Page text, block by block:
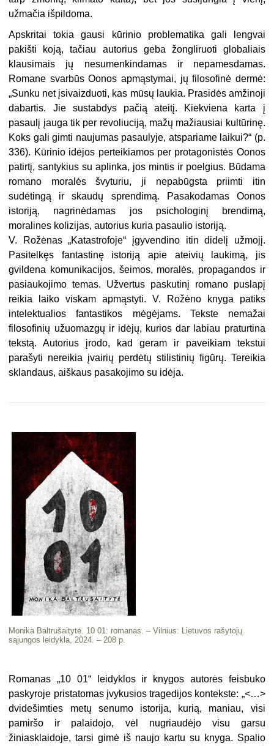
užmačia išpildoma.
Apskritai tokia gausi kūrinio problematika gali lengvai
pakišti koją, tačiau autorius geba žongliruoti globaliais
klausimais jų nesumenkindamas ir nepamesdamas.
Romane svarbūs Oonos apmąstymai, jų filosofinė dermė:
„Sunku net įsivaizduoti, kas mūsų laukia. Prasidės amžinoji
dabartis. Jie sustabdys pačią ateitį. Kiekviena karta į
pasaulį įauga tik per revoliuciją, mažų mažiausiai kultūrinę.
Koks gali gimti naujumas pasaulyje, atspariame laikui?“ (p.
336). Kūrinio idėjos perteikiamos per protagonistės Oonos
patirtį, santykius su aplinka, jos mintis ir poelgius. Būdama
romano moralės švyturiu, ji nepabūgsta priimti itin
sudėtingą ir skaudų sprendimą. Pasakodamas Oonos
istoriją, nagrinėdamas jos psichologinį brendimą,
moralines kolizijas, autorius kuria pasaulio istoriją.
V. Rožėnas „Katastrofoje“ įgyvendino itin didelį užmojį.
Pasitelkęs fantastinę istoriją apie ateivių laukimą, jis
gvildena komunikacijos, šeimos, moralės, propagandos ir
pasiaukojimo temas. Užvertus paskutinį romano puslapį
reikia laiko viskam apmąstyti. V. Rožėno knyga patiks
intelektualios fantastikos mėgėjams. Tekste nemažai
filosofinių užuomazgų ir idėjų, kurios dar labiau praturtina
tekstą. Autorius įrodo, kad geram ir paveikiam tekstui
parašyti nereikia įvairių perdėtų stilistinių figūrų. Tereikia
sklandaus, aiškaus pasakojimo su idėja.
Monika Baltrušaitytė. 10 01: romanas. – Vilnius: Lietuvos rašytojų
sąjungos leidykla, 2024. – 208 p.
Romanas „10 01“ leidyklos ir knygos autorės feisbuko
paskyroje pristatomas įvykusios tragedijos kontekste: „<…>
dvidešimties metų senumo istorija, kurią, maniau, visi
pamiršo ir palaidojo, vėl nugriaudėjo visu garsu
žiniasklaidoje, tarsi gimė iš naujo kartu su knyga. Spalio